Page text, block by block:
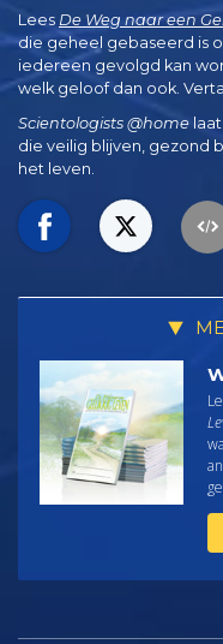
Lees De Weg naar een
die geheel gebaseerd is
iedereen gevolgd kan
welk geloof dan ook.
Scientologists @home
die veilig blijven, gezond
het leven.